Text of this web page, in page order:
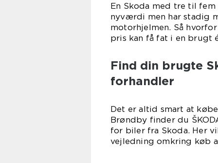
En Skoda med tre til
nyværdi men har stadig
motorhjelmen. Så
pris kan få fat i en brugt
Find din brugte
forhandler
Det er altid smart at
Brøndby finder du
for biler fra Skoda. Her
vejledning omkring køb